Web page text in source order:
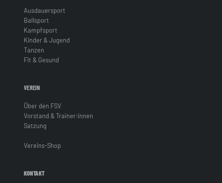
Ausdauersport
Ballsport
Kampfsport
Kinder & Jugend
Tanzen
Fit & Gesund
VEREIN
Über den FSV
Vorstand & Trainer:innen
Satzung
Vereins-Shop
KONTAKT